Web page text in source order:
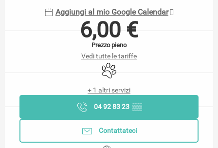
Aggiungi al mio Google Calendar
6,00 €
Prezzo pieno
Vedi tutte le tariffe
Animali ammessi
+ 1 altri servizi
04 92 83 23 ▒▒
Contattateci